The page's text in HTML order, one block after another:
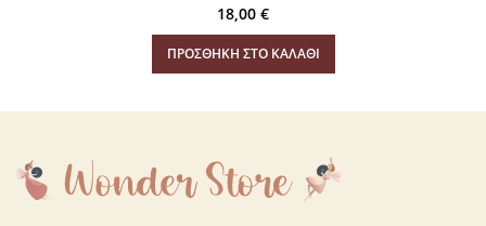
18,00 €
ΠΡΟΣΘΉΚΗ ΣΤΟ ΚΑΛΆΘΙ